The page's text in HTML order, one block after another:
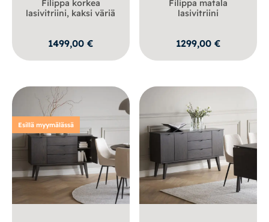
Filippa korkea
lasivitriini, kaksi väriä
1499,00€
Filippa matala
lasivitriini
1299,00€
Esillä myymälässä